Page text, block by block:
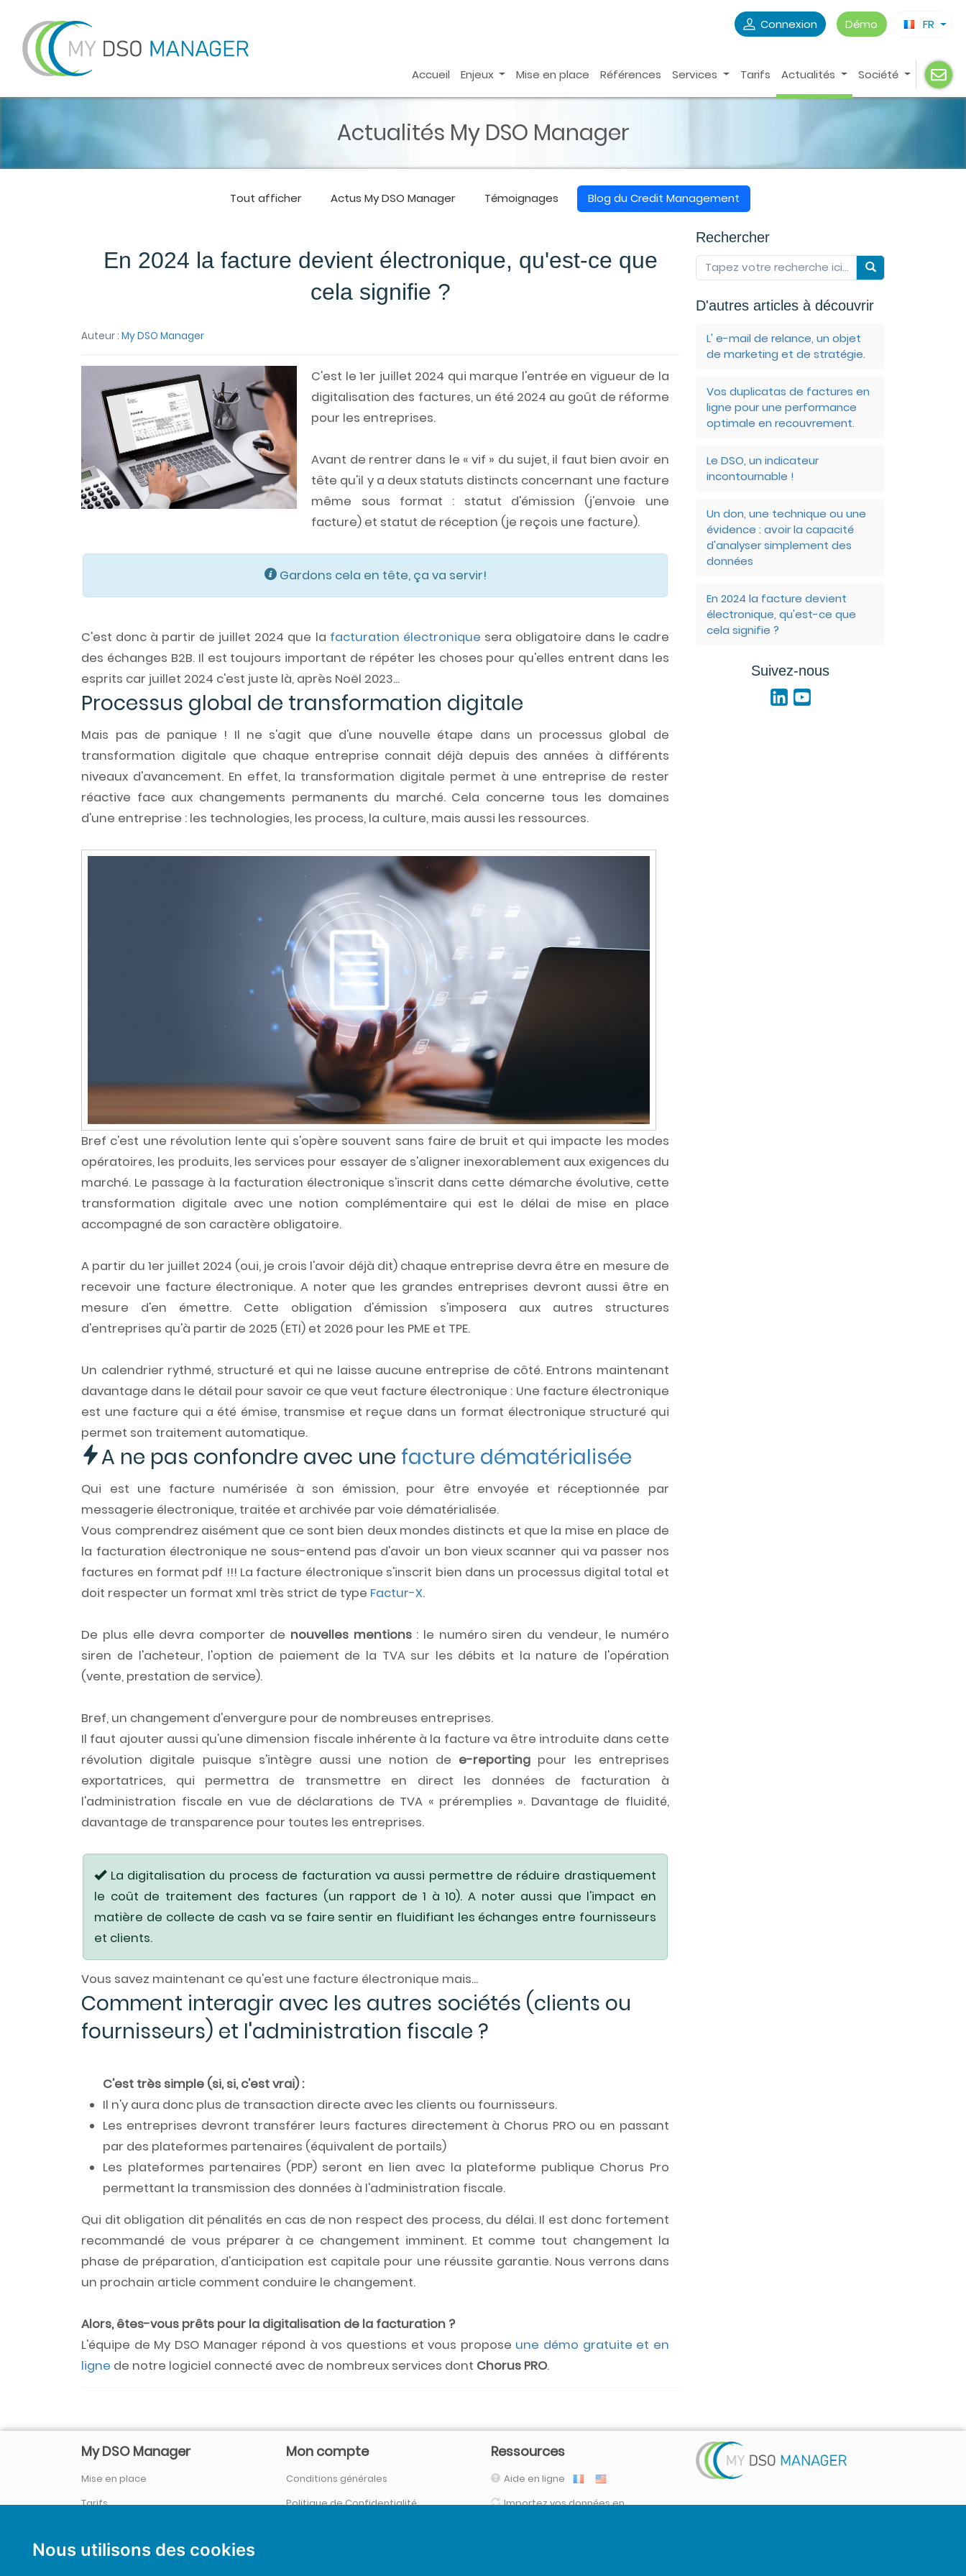
Nous utilisons des cookies
Connexion Démo FR
Accueil Enjeux Mise en place Références Services Tarifs Actualités Société
Actualités My DSO Manager
Tout afficher Actus My DSO Manager Témoignages Blog du Credit Management
En 2024 la facture devient électronique, qu'est-ce que
cela signifie ?
Auteur :My DSO Manager
C'est le 1er juillet 2024 qui marque l'entrée en vigueur de la
digitalisation des factures, un été 2024 au goût de réforme
pour les entreprises.
Avant de rentrer dans le « vif » du sujet, il faut bien avoir en
tête qu'il y a deux statuts distincts concernant une facture
même sous format : statut d'émission (j'envoie une
facture) et statut de réception (je reçois une facture).
Gardons cela en tête, ça va servir!
C'est donc à partir de juillet 2024 que la facturation électronique sera obligatoire dans le cadre
des échanges B2B. Il est toujours important de répéter les choses pour qu'elles entrent dans les
esprits car juillet 2024 c'est juste là, après Noël 2023...
Processus global de transformation digitale
Mais pas de panique ! Il ne s'agit que d'une nouvelle étape dans un processus global de
transformation digitale que chaque entreprise connait déjà depuis des années à différents
niveaux d'avancement. En effet, la transformation digitale permet à une entreprise de rester
réactive face aux changements permanents du marché. Cela concerne tous les domaines
d'une entreprise : les technologies, les process, la culture, mais aussi les ressources.
Bref c'est une révolution lente qui s'opère souvent sans faire de bruit et qui impacte les modes
opératoires, les produits, les services pour essayer de s'aligner inexorablement aux exigences du
marché. Le passage à la facturation électronique s'inscrit dans cette démarche évolutive, cette
transformation digitale avec une notion complémentaire qui est le délai de mise en place
accompagné de son caractère obligatoire.
A partir du 1er juillet 2024 (oui, je crois l'avoir déjà dit) chaque entreprise devra être en mesure de
recevoir une facture électronique. A noter que les grandes entreprises devront aussi être en
mesure d'en émettre. Cette obligation d'émission s'imposera aux autres structures
d'entreprises qu'à partir de 2025 (ETI) et 2026 pour les PME et TPE.
Un calendrier rythmé, structuré et qui ne laisse aucune entreprise de côté. Entrons maintenant
davantage dans le détail pour savoir ce que veut facture électronique : Une facture électronique
est une facture qui a été émise, transmise et reçue dans un format électronique structuré qui
permet son traitement automatique.
A ne pas confondre avec une facture dématérialisée
Qui est une facture numérisée à son émission, pour être envoyée et réceptionnée par
messagerie électronique, traitée et archivée par voie dématérialisée.
Vous comprendrez aisément que ce sont bien deux mondes distincts et que la mise en place de
la facturation électronique ne sous-entend pas d'avoir un bon vieux scanner qui va passer nos
factures en format pdf !!! La facture électronique s'inscrit bien dans un processus digital total et
doit respecter un format xml très strict de type Factur-X.
De plus elle devra comporter de nouvelles mentions: le numéro siren du vendeur, le numéro
siren de l'acheteur, l'option de paiement de la TVA sur les débits et la nature de l'opération
(vente, prestation de service).
Bref, un changement d'envergure pour de nombreuses entreprises.
Il faut ajouter aussi qu'une dimension fiscale inhérente à la facture va être introduite dans cette
révolution digitale puisque s'intègre aussi une notion de e-reporting pour les entreprises
exportatrices, qui permettra de transmettre en direct les données de facturation à
l'administration fiscale en vue de déclarations de TVA « préremplies ». Davantage de fluidité,
davantage de transparence pour toutes les entreprises.
La digitalisation du process de facturation va aussi permettre de réduire drastiquement
le coût de traitement des factures (un rapport de 1 à 10). A noter aussi que l'impact en
matière de collecte de cash va se faire sentir en fluidifiant les échanges entre fournisseurs
et clients.
Vous savez maintenant ce qu'est une facture électronique mais...
Comment interagir avec les autres sociétés (clients ou
fournisseurs) et l'administration fiscale ?
C'est très simple (si, si, c'est vrai) :
Il n'y aura donc plus de transaction directe avec les clients ou fournisseurs.
Les entreprises devront transférer leurs factures directement à Chorus PRO ou en passant
par des plateformes partenaires (équivalent de portails)
Les plateformes partenaires (PDP) seront en lien avec la plateforme publique Chorus Pro
permettant la transmission des données à l'administration fiscale.
Qui dit obligation dit pénalités en cas de non respect des process, du délai. Il est donc fortement
recommandé de vous préparer à ce changement imminent. Et comme tout changement la
phase de préparation, d'anticipation est capitale pour une réussite garantie. Nous verrons dans
un prochain article comment conduire le changement.
Alors, êtes-vous prêts pour la digitalisation de la facturation ?
L'équipe de My DSO Manager répond à vos questions et vous propose une démo gratuite et en
ligne de notre logiciel connecté avec de nombreux services dont Chorus PRO.
Rechercher
D'autres articles à découvrir
L' e-mail de relance, un objet
de marketing et de stratégie.
Vos duplicatas de factures en
ligne pour une performance
optimale en recouvrement.
Le DSO, un indicateur
incontournable !
Un don, une technique ou une
évidence : avoir la capacité
d'analyser simplement des
données
En 2024 la facture devient
électronique, qu'est-ce que
cela signifie ?
Suivez-nous
My DSO Manager
Mise en place
Tarifs
Références&Témoignages
Mon compte
Conditions générales
Politique de Confidentialité
Ressources
Aide en ligne
Importez vos données en